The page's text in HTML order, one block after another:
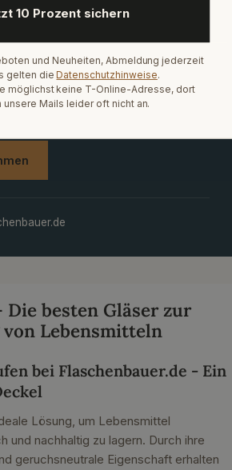
und finden das richtige Glas.
Die besten Gläser zur
Lebensmitteln
bei Flaschenbauer.de - Ein
Lösung, um Lebensmittel
und nachhaltig zu lagern. Durch ihre
geruchsneutrale Eigenschaft erhalten
10 Prozent sichern
und Neuheiten, Abmeldung jederzeit
gelten die Datenschutzhinweise.
möglichst keine T-Online-Adresse, dort
unsere Mails leider oft nicht an.